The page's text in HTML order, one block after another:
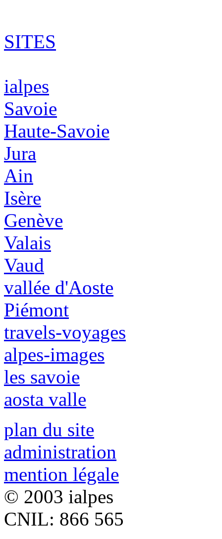
SITES
ialpes
Savoie
Haute-Savoie
Jura
Ain
Isère
Genève
Valais
Vaud
vallée d'Aoste
Piémont
travels-voyages
alpes-images
les savoie
aosta valle
plan du site
administration
mention légale
© 2003 ialpes
CNIL: 866 565